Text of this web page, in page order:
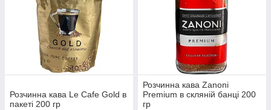
Розчинна кава Le Cafe Gold в
пакеті 200 гр
Розчинна кава Zanoni
Premium в скляній банці 200
гр